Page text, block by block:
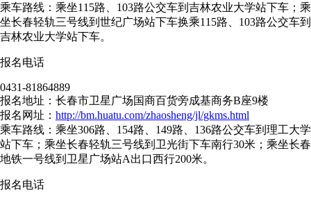
乘车路线：乘坐115路、103路公交车到吉林农业大学站下车；乘
坐长春轻轨三号线到世纪广场站下车换乘115路、103路公交车到
吉林农业大学站下车。
报名电话
0431-81864889
报名地址：长春市卫星广场国商百货旁成基商务B座9楼
报名网址： http://bm.huatu.com/zhaosheng/jl/gkms.html
乘车路线：乘坐306路、154路、149路、136路公交车到理工大学
站下车；乘坐长春轻轨三号线到卫光街下车南行30米；乘坐长春
地铁一号线到卫星广场站A出口西行200米。
报名电话